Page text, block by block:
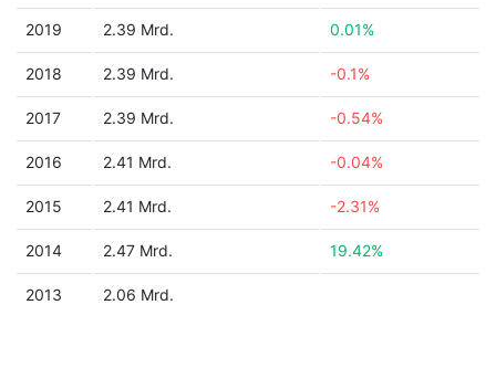
2019 2.39 Mrd. 0.01%
2018 2.39 Mrd. -0.1%
2017 2.39 Mrd. -0.54%
2016 2.41 Mrd. -0.04%
2015 2.41 Mrd. -2.31%
2014 2.47 Mrd. 19.42%
2013 2.06 Mrd.